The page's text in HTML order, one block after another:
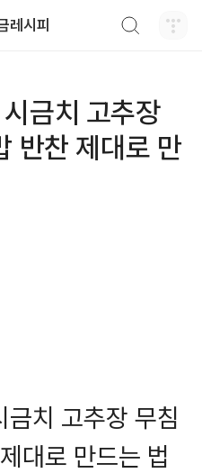
레시피
금치 고추장
반찬 제대로 만
치 고추장 무침
대로 만드는 법